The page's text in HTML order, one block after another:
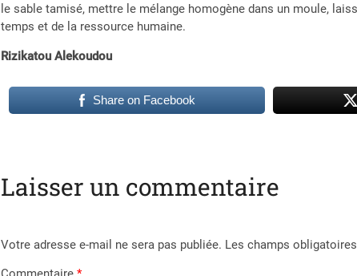
le sable tamisé, mettre le mélange homogène dans un moule,
temps et de la ressource humaine.
Rizikatou Alekoudou
Share on Facebook
Laisser un commentaire
Votre adresse e-mail ne sera pas publiée. Les champs